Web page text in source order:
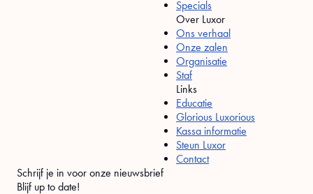
Specials
Over Luxor
Ons verhaal
Onze zalen
Organisatie
Staf
Links
Educatie
Glorious Luxorious
Kassa informatie
Steun Luxor
Contact
Schrijf je in voor onze nieuwsbrief
Blijf up to date!